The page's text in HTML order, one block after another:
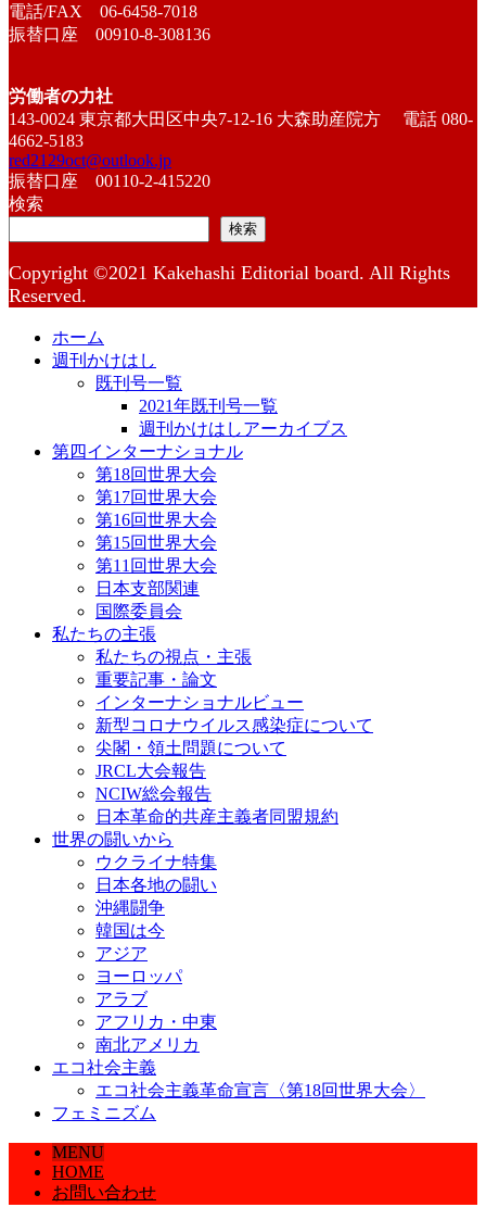
電話/FAX 06-6458-7018
振替口座 00910-8-308136
労働者の力社
143-0024 東京都大田区中央7-12-16 大森助産院方 電話 080-
4662-5183
red2129oct@outlook.jp
振替口座 00110-2-415220
検索
検索
Copyright ©2021 Kakehashi Editorial board. All Rights
Reserved.
ホーム
週刊かけはし
既刊号一覧
2021年既刊号一覧
週刊かけはしアーカイブス
第四インターナショナル
第18回世界大会
第17回世界大会
第16回世界大会
第15回世界大会
第11回世界大会
日本支部関連
国際委員会
私たちの主張
私たちの視点・主張
重要記事・論文
インターナショナルビュー
新型コロナウイルス感染症について
尖閣・領土問題について
JRCL大会報告
NCIW総会報告
日本革命的共産主義者同盟規約
世界の闘いから
ウクライナ特集
日本各地の闘い
沖縄闘争
韓国は今
アジア
ヨーロッパ
アラブ
アフリカ・中東
南北アメリカ
エコ社会主義
エコ社会主義革命宣言〈第18回世界大会〉
フェミニズム
MENU
HOME
お問い合わせ